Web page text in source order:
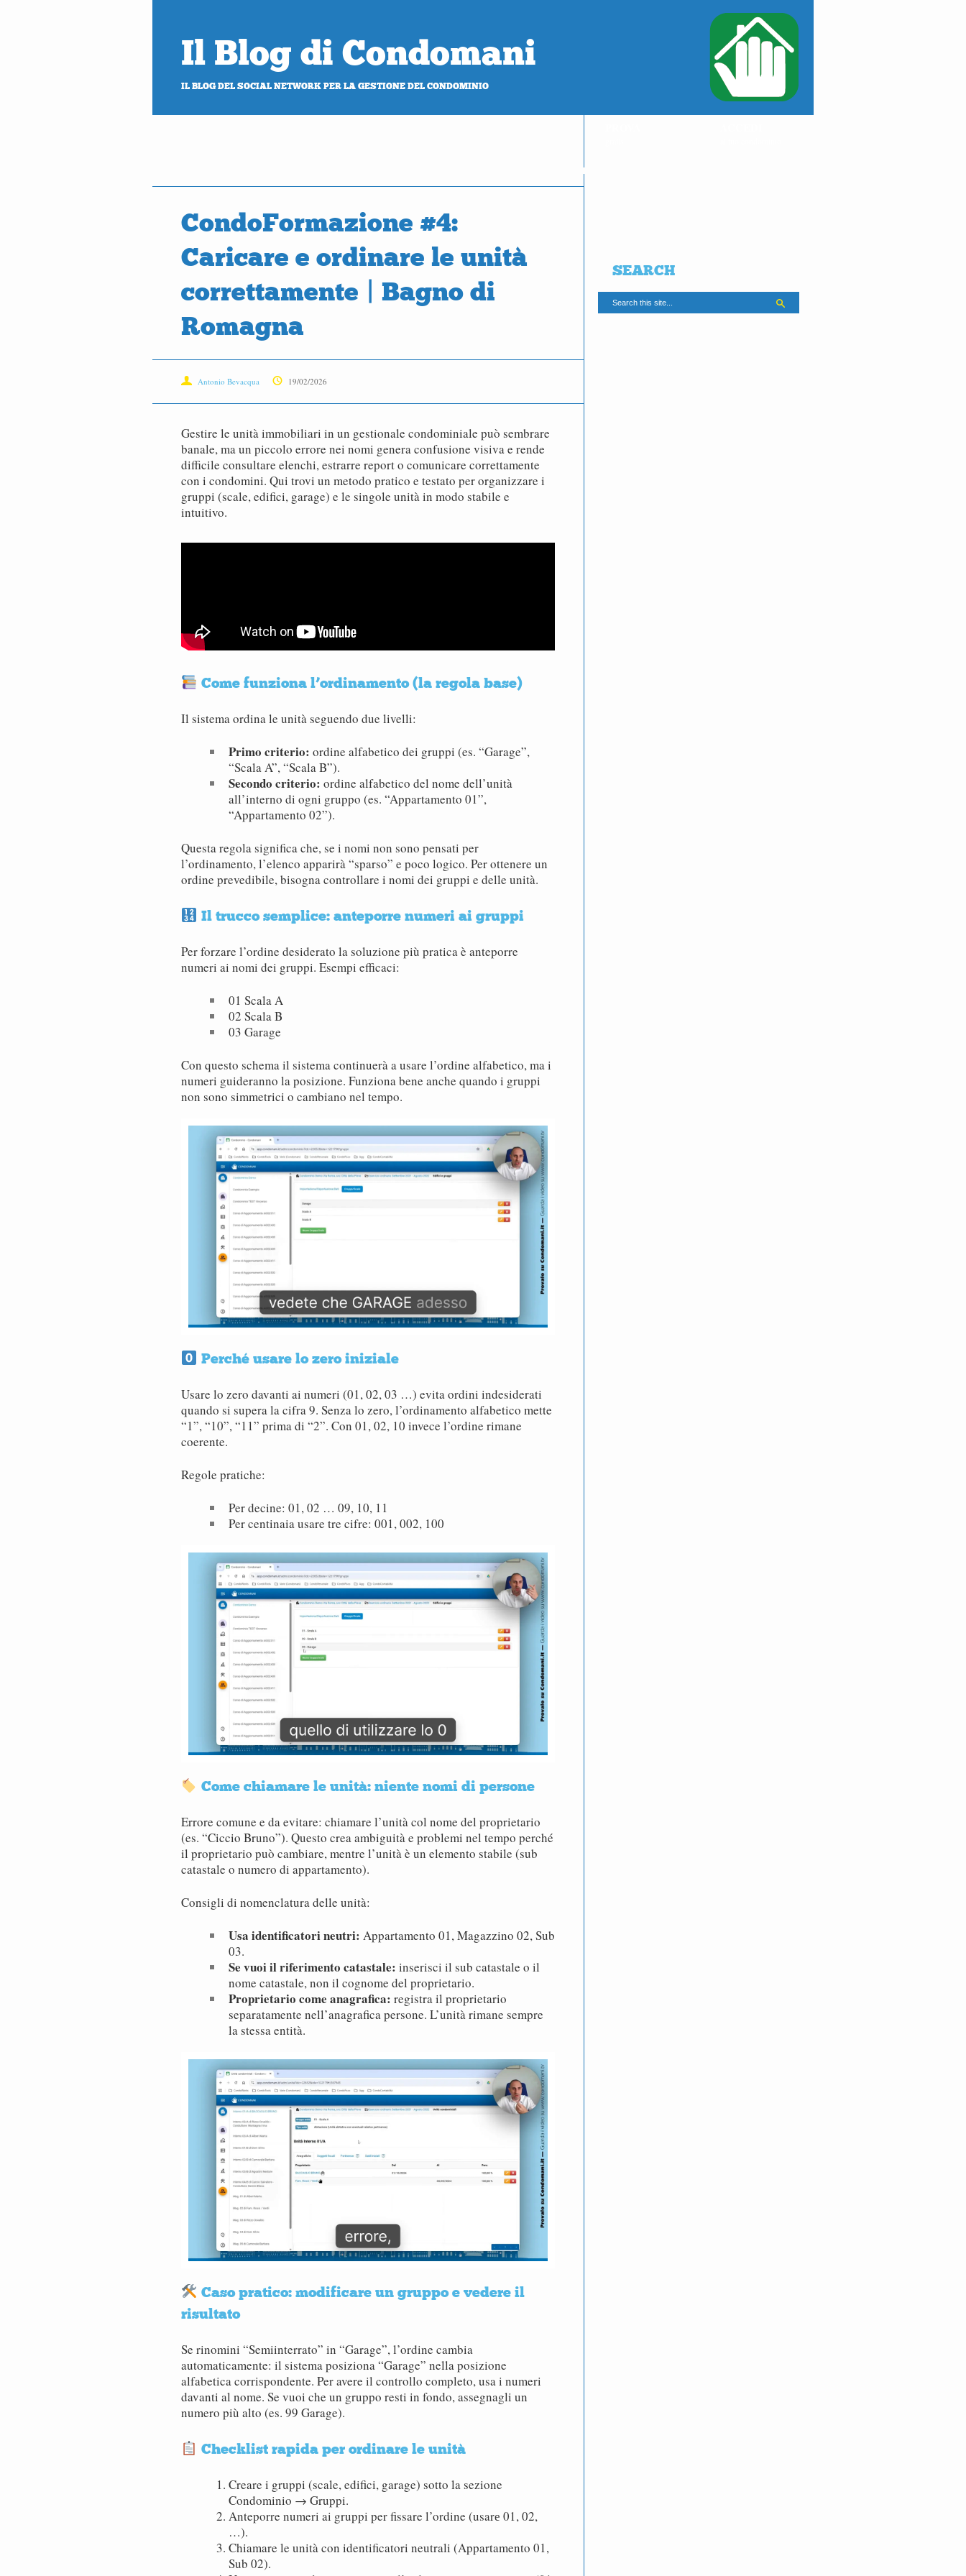
Il Blog di Condomani
IL BLOG DEL SOCIAL NETWORK PER LA GESTIONE DEL CONDOMINIO
CondoFormazione #4:
Caricare e ordinare le unità
correttamente | Bagno di
Romagna
Antonio Bevacqua 19/02/2026
Gestire le unità immobiliari in un gestionale condominiale può sembrare
banale, ma un piccolo errore nei nomi genera confusione visiva e rende
difficile consultare elenchi, estrarre report o comunicare correttamente
con i condomini. Qui trovi un metodo pratico e testato per organizzare i
gruppi (scale, edifici, garage) e le singole unità in modo stabile e
intuitivo.
Come funziona l’ordinamento (la regola base)
Il sistema ordina le unità seguendo due livelli:
Primo criterio: ordine alfabetico dei gruppi (es. “Garage”,
“Scala A”, “Scala B”).
Secondo criterio: ordine alfabetico del nome dell’unità
all’interno di ogni gruppo (es. “Appartamento 01”,
“Appartamento 02”).
Questa regola significa che, se i nomi non sono pensati per
l’ordinamento, l’elenco apparirà “sparso” e poco logico. Per ottenere un
ordine prevedibile, bisogna controllare i nomi dei gruppi e delle unità.
Il trucco semplice: anteporre numeri ai gruppi
Per forzare l’ordine desiderato la soluzione più pratica è anteporre
numeri ai nomi dei gruppi. Esempi efficaci:
01 Scala A
02 Scala B
03 Garage
Con questo schema il sistema continuerà a usare l’ordine alfabetico, ma i
numeri guideranno la posizione. Funziona bene anche quando i gruppi
non sono simmetrici o cambiano nel tempo.
Perché usare lo zero iniziale
Usare lo zero davanti ai numeri (01, 02, 03 …) evita ordini indesiderati
quando si supera la cifra 9. Senza lo zero, l’ordinamento alfabetico mette
“1”, “10”, “11” prima di “2”. Con 01, 02, 10 invece l’ordine rimane
coerente.
Regole pratiche:
Per decine: 01, 02 … 09, 10, 11
Per centinaia usare tre cifre: 001, 002, 100
Come chiamare le unità: niente nomi di persone
Errore comune e da evitare: chiamare l’unità col nome del proprietario
(es. “Ciccio Bruno”). Questo crea ambiguità e problemi nel tempo perché
il proprietario può cambiare, mentre l’unità è un elemento stabile (sub
catastale o numero di appartamento).
Consigli di nomenclatura delle unità:
Usa identificatori neutri: Appartamento 01, Magazzino 02, Sub
03.
Se vuoi il riferimento catastale: inserisci il sub catastale o il
nome catastale, non il cognome del proprietario.
Proprietario come anagrafica: registra il proprietario
separatamente nell’anagrafica persone. L’unità rimane sempre
la stessa entità.
Caso pratico: modificare un gruppo e vedere il
risultato
Se rinomini “Semiinterrato” in “Garage”, l’ordine cambia
automaticamente: il sistema posiziona “Garage” nella posizione
alfabetica corrispondente. Per avere il controllo completo, usa i numeri
davanti al nome. Se vuoi che un gruppo resti in fondo, assegnagli un
numero più alto (es. 99 Garage).
Checklist rapida per ordinare le unità
Creare i gruppi (scale, edifici, garage) sotto la sezione
Condominio → Gruppi.
Anteporre numeri ai gruppi per fissare l’ordine (usarе 01, 02,
…).
Chiamare le unità con identificatori neutrali (Appartamento 01,
Sub 02).
SEARCH